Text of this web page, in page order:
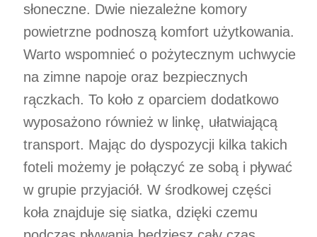
słoneczne. Dwie niezależne komory
powietrzne podnoszą komfort użytkowania.
Warto wspomnieć o pożytecznym uchwycie
na zimne napoje oraz bezpiecznych
rączkach. To koło z oparciem dodatkowo
wyposażono również w linkę, ułatwiającą
transport. Mając do dyspozycji kilka takich
foteli możemy je połączyć ze sobą i pływać
w grupie przyjaciół. W środkowej części
koła znajduje się siatka, dzięki czemu